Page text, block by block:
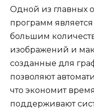
Одной из главных
программ является
большим
изображений и
созданные для
позволяют
что экономит
поддерживают